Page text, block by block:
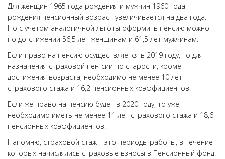
Для женщин 1965 года рождения и мужчин 1960 года
рождения пенсионный возраст увеличивается на два года.
Но с учетом аналогичной льготы оформить пенсию можно
по до-стижении 56,5 лет женщинам и 61,5 лет мужчинам.
Если право на пенсию осуществляется в 2019 году, то для
назначения страховой пен-сии по старости, кроме
достижения возраста, необходимо не менее 10 лет
страхового стажа и 16,2 пенсионных коэффициентов.
Если же право на пенсию будет в 2020 году, то уже
необходимо иметь не менее 11 лет страхового стажа и 18,6
пенсионных коэффициентов.
Напомню, страховой стаж – это периоды работы, в течение
которых начислялись страховые взносы в Пенсионный фонд.